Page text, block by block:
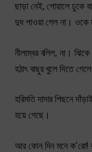
ছাড়া নেই, গোয়ালে ঢুকে
দুধ পাওয়া গেল না। ওকে
নীলাম্বর বলিল, না।
হঠাৎ বাছুর খুলে দিতে
হরিমতি দাদার পিছনে
হয়ে গেছে।
আর কোন দিন মনে ক’রো!